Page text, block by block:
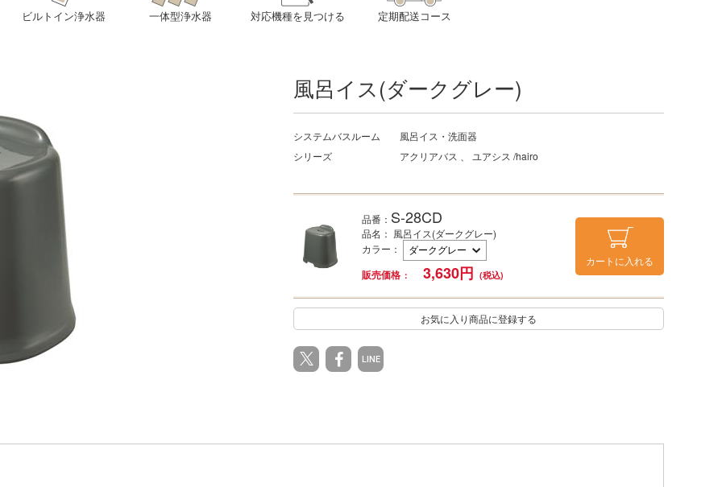
ビルトイン浄水器 一体型浄水器 対応機種を見つける 定期配送コース
風呂イス(ダークグレー)
システムバスルーム
風呂イス・洗面器
シリーズ
アクリアバス ユアシス /hairo
品番： S-28CD
品名： 風呂イス(ダークグレー)
カラー ：
販売価格
3,630円
カートに入れる
お気に入り商品に登録する
LINE